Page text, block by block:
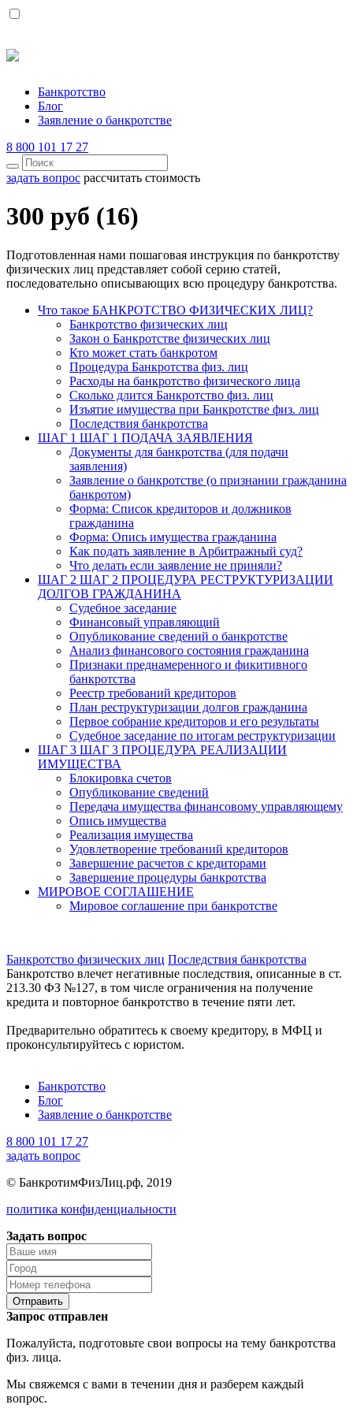
Банкротство
Блог
Заявление о банкротстве
8 800 101 17 27
задать вопрос рассчитать стоимость
300 руб (16)
Подготовленная нами пошаговая инструкция по банкротству
физических лиц представляет собой серию статей,
последовательно описывающих всю процедуру банкротства.
Что такое БАНКРОТСТВО ФИЗИЧЕСКИХ ЛИЦ?
Банкротство физических лиц
Закон о Банкротстве физических лиц
Кто может стать банкротом
Процедура Банкротства физ. лиц
Расходы на банкротство физического лица
Сколько длится Банкротство физ. лиц
Изъятие имущества при Банкротстве физ. лиц
Последствия банкротства
ШАГ 1 ШАГ 1 ПОДАЧА ЗАЯВЛЕНИЯ
Документы для банкротства (для подачи
заявления)
Заявление о банкротстве (о признании гражданина
банкротом)
Форма: Список кредиторов и должников
гражданина
Форма: Опись имущества гражданина
Как подать заявление в Арбитражный суд?
Что делать если заявление не приняли?
ШАГ 2 ШАГ 2 ПРОЦЕДУРА РЕСТРУКТУРИЗАЦИИ
ДОЛГОВ ГРАЖДАНИНА
Судебное заседание
Финансовый управляющий
Опубликование сведений о банкротстве
Анализ финансового состояния гражданина
Признаки преднамеренного и фикитивного
банкротства
Реестр требований кредиторов
План реструктуризации долгов гражданина
Первое собрание кредиторов и его результаты
Судебное заседание по итогам реструктуризации
ШАГ 3 ШАГ 3 ПРОЦЕДУРА РЕАЛИЗАЦИИ
ИМУЩЕСТВА
Блокировка счетов
Опубликование сведений
Передача имущества финансовому управляющему
Опись имущества
Реализация имущества
Удовлетворение требований кредиторов
Завершение расчетов с кредиторами
Завершение процедуры банкротства
МИРОВОЕ СОГЛАШЕНИЕ
Мировое соглашение при банкротстве
Банкротство физических лиц Последствия банкротства
Банкротство влечет негативные последствия, описанные в ст.
213.30 ФЗ №127, в том числе ограничения на получение
кредита и повторное банкротство в течение пяти лет.
Предварительно обратитесь к своему кредитору, в МФЦ и
проконсультируйтесь с юристом.
Банкротство
Блог
Заявление о банкротстве
8 800 101 17 27
задать вопрос
© БанкротимФизЛиц.рф, 2019
политика конфиденциальности
Задать вопрос
Отправить
Запрос отправлен
Пожалуйста, подготовьте свои вопросы на тему банкротства
физ. лица.
Мы свяжемся с вами в течении дня и разберем каждый
вопрос.